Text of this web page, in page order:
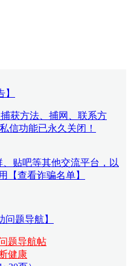
】
获方法、捕网、联系方
信功能已永久关闭！
贴吧等其他交流平台，以
【查看诈骗名单】
问题导航】
题导航帖
健康